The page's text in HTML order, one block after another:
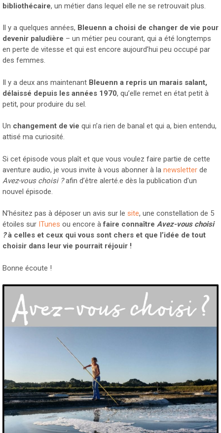
bibliothécaire, un métier dans lequel elle ne se retrouvait plus.
Il y a quelques années, Bleuenn a choisi de changer de vie pour
devenir paludière – un métier peu courant, qui a été longtemps
en perte de vitesse et qui est encore aujourd’hui peu occupé par
des femmes.
Il y a deux ans maintenant Bleuenn a repris un marais salant,
délaissé depuis les années 1970, qu’elle remet en état petit à
petit, pour produire du sel.
Un changement de vie qui n’a rien de banal et qui a, bien entendu,
attisé ma curiosité.
Si cet épisode vous plaît et que vous voulez faire partie de cette
aventure audio, je vous invite à vous abonner à la newsletter de
Avez-vous choisi ?afin d’être alerté.e dès la publication d’un
nouvel épisode.
N’hésitez pas à déposer un avis sur le site, une constellation de 5
étoiles sur ITunes ou encore àfaire connaître Avez-vous choisi
?à celles et ceux qui vous sont chers et que l’idée de tout
choisir dans leur vie pourrait réjouir !
Bonne écoute !